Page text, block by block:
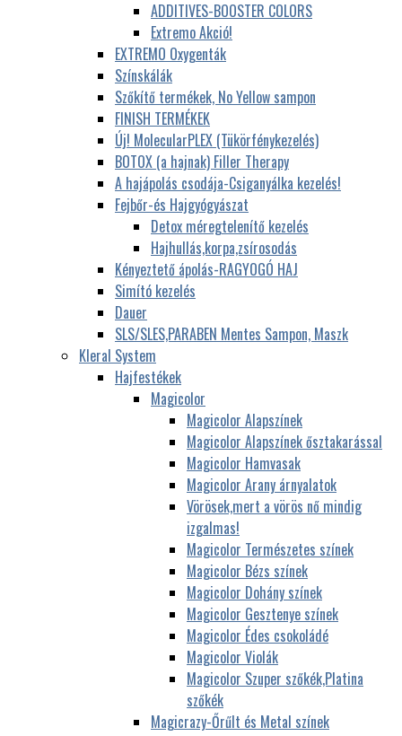
ADDITIVES-BOOSTER COLORS
Extremo Akció!
EXTREMO Oxygenták
Színskálák
Szőkítő termékek, No Yellow sampon
FINISH TERMÉKEK
Új! MolecularPLEX (Tükörfénykezelés)
BOTOX (a hajnak) Filler Therapy
A hajápolás csodája-Csiganyálka kezelés!
Fejbőr-és Hajgyógyászat
Detox méregtelenítő kezelés
Hajhullás,korpa,zsírosodás
Kényeztető ápolás-RAGYOGÓ HAJ
Simító kezelés
Dauer
SLS/SLES,PARABEN Mentes Sampon, Maszk
Kleral System
Hajfestékek
Magicolor
Magicolor Alapszínek
Magicolor Alapszínek ősztakarással
Magicolor Hamvasak
Magicolor Arany árnyalatok
Vörösek,mert a vörös nő mindig
izgalmas!
Magicolor Természetes színek
Magicolor Bézs színek
Magicolor Dohány színek
Magicolor Gesztenye színek
Magicolor Édes csokoládé
Magicolor Violák
Magicolor Szuper szőkék,Platina
szőkék
Magicrazy-Őrűlt és Metal színek